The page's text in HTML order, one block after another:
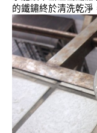
的鐵鏽終於清洗乾淨